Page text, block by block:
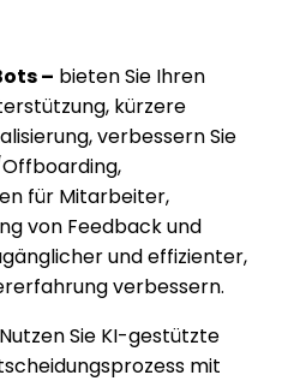
– bieten Sie Ihren
kürzere
verbessern Sie
für Mitarbeiter,
von Feedback und
und effizienter,
verbessern.
Nutzen Sie KI-gestützte
mit